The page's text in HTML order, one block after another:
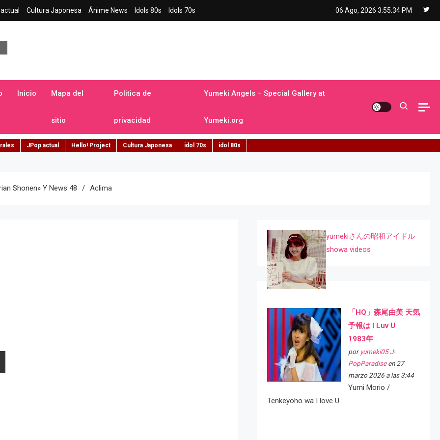
Cultura Japonesa Ánime News Idols 80s Idols 70s 06 Ago, 2026 3:55:35 PM
Inicio Mapa del
sitio
Politica de
privacidad
Yumeki Angels – Special Gallery at
Yumeki.org
JPop actual Hello! Project Cultura Japonesa idol 70s idol 80s
Shonen» Y News 48 Aclima
yumekiさんの昭和アイドル
showa videos
「HQ」森尾由美 天気
予報は I Luv U
1983年
por yumeki05 J-
PopParadiseen 27
marzo 2026 a las 3:44
Yumi Morio /
Tenkeyoho wa I love U